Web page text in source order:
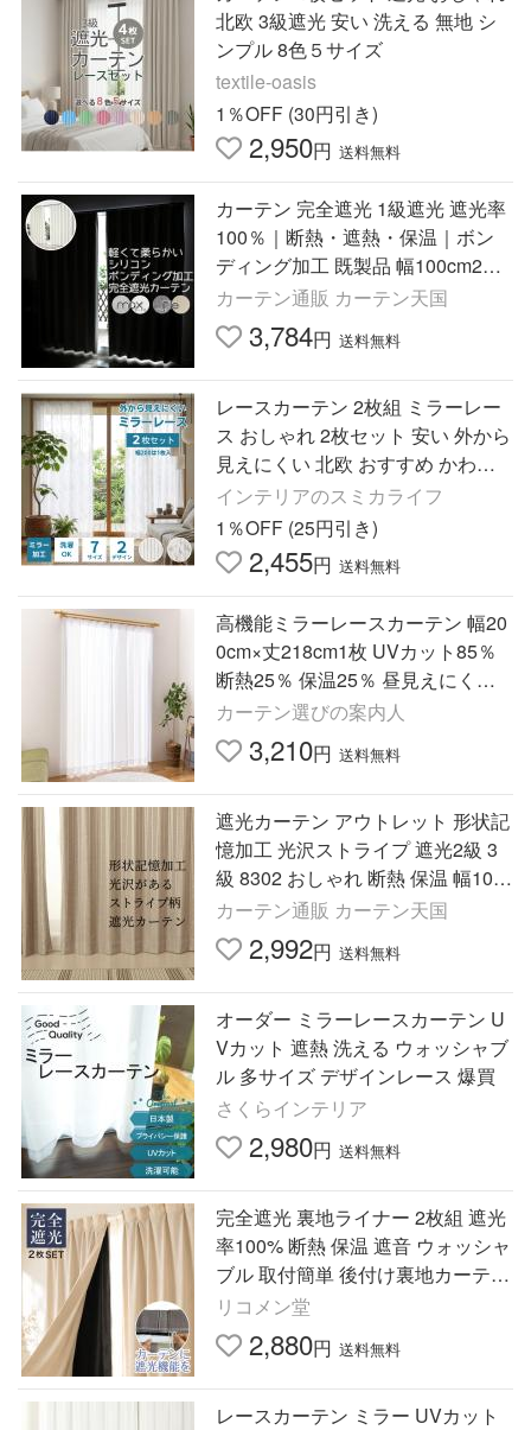
北欧 3級遮光 安い 洗える 無地 シ
ンプル 8色５サイズ
textile-oasis
1％OFF (30円引き)
2,950円 送料無料
カーテン 完全遮光 1級遮光 遮光率
100％｜断熱・遮熱・保温｜ボン
ディング加工 既製品 幅100cm2枚
組 幅150・200cm1枚入り 送料無
料 在庫品 5417 5423
カーテン通販 カーテン天国
3,784円 送料無料
レースカーテン 2枚組 ミラーレー
ス おしゃれ 2枚セット 安い 外から
見えにくい 北欧 おすすめ かわい
い 洗える 98 133 176 198 150幅 幅
200 1枚入
インテリアのスミカライフ
1％OFF (25円引き)
2,455円 送料無料
高機能ミラーレースカーテン 幅20
0cm×丈218cm1枚 UVカット85％
断熱25％ 保温25％ 昼見えにくい
ウォッシャブル サイズ豊富
カーテン選びの案内人
3,210円 送料無料
遮光カーテン アウトレット 形状記
憶加工 光沢ストライプ 遮光2級 3
級 8302 おしゃれ 断熱 保温 幅100
cm2枚組 送料無料 在庫品
カーテン通販 カーテン天国
2,992円 送料無料
オーダー ミラーレースカーテン U
Vカット 遮熱 洗える ウォッシャブ
ル 多サイズ デザインレース 爆買
さくらインテリア
2,980円 送料無料
完全遮光 裏地ライナー 2枚組 遮光
率100% 断熱 保温 遮音 ウォッシャ
ブル 取付簡単 後付け裏地カーテン
遮光 防音 省エネ レース カーテン
2枚セット 代引不可
リコメン堂
2,880円 送料無料
レースカーテン ミラー UVカット